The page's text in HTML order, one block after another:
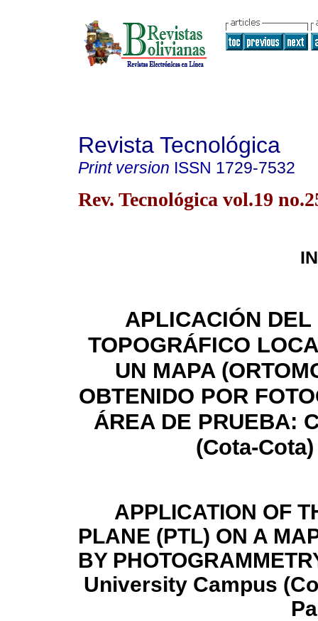
Revista Tecnológica
Print version ISSN 1729-7532
Rev. Tecnológica vol.19
APLICACIÓN DEL
TOPOGRÁFICO
UN MAPA
OBTENIDO POR
ÁREA DE PRUEBA:
(Cota-
APPLICATION OF
PLANE (PTL) ON A
BY
University Campus